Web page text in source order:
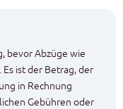
bevor Abzüge wie
ist der Betrag, der
in Rechnung
Gebühren oder